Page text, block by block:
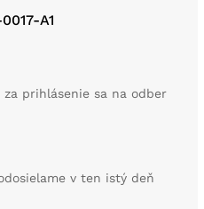
A1
prihlásenie sa na odber
v ten istý deň